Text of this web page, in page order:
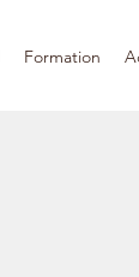
Formation